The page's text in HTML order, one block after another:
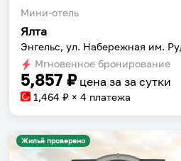
Мини-отель
Ялта
Энгельс, ул. Набережная им.
Мгновенное бронирование
5,857 ₽ цена за за сутки
1,464 ₽ × 4 платежа
Жильё проверено